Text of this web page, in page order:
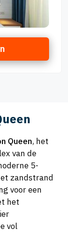
Queen, het
van de
5-
zandstrand
voor een
het
vol